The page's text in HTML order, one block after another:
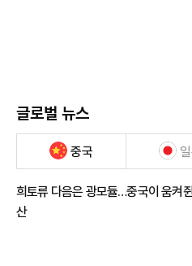
글로벌 뉴스
중국
희토류 다음은 광모듈…중국이 움켜
산